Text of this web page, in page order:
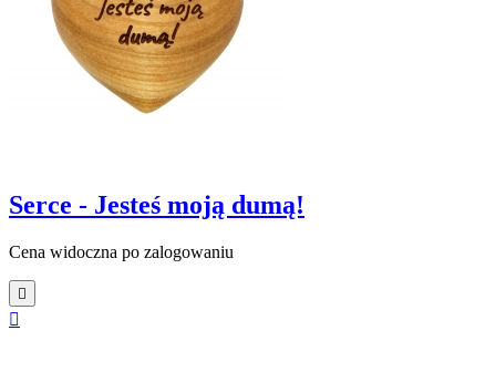
Serce - Jesteś moją dumą!
Cena widoczna po zalogowaniu

